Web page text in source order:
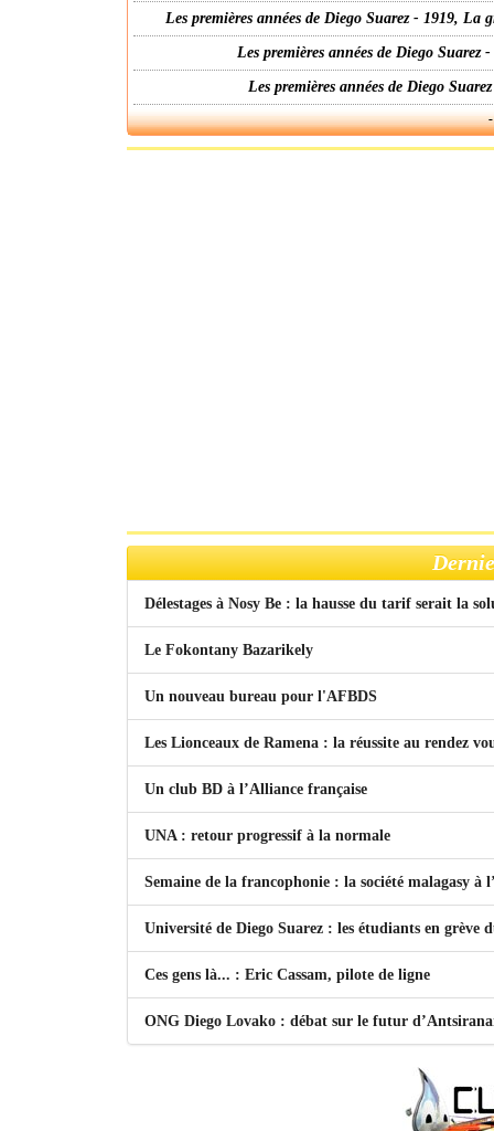
Les premières années de Diego Suarez - 1919,
Les premières années de Diego
Les premières années de Diego
Délestages à Nosy Be : la hausse du tarif serait la
Le Fokontany Bazarikely
Un nouveau bureau pour l'AFBDS
Les Lionceaux de Ramena : la réussite au rendez
Un club BD à l’Alliance française
UNA : retour progressif à la normale
Semaine de la francophonie : la société malagasy à
Université de Diego Suarez : les étudiants en grève
Ces gens là... : Eric Cassam, pilote de ligne
ONG Diego Lovako : débat sur le futur